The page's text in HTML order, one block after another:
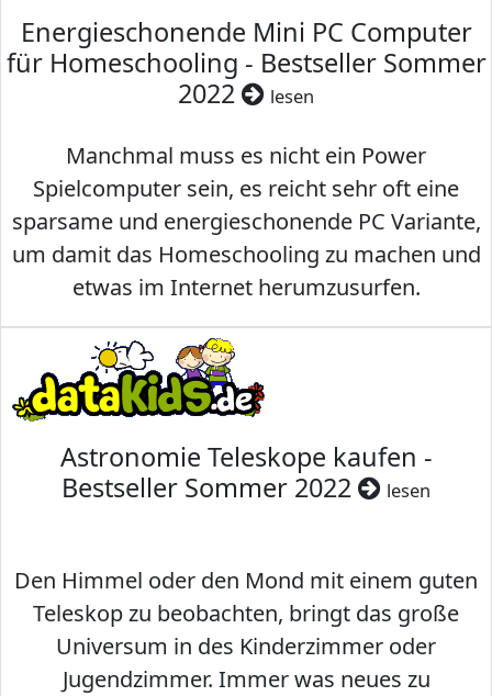
Energieschonende Mini PC Computer
für Homeschooling - Bestseller Sommer
2022
lesen
Manchmal muss es nicht ein Power
Spielcomputer sein, es reicht sehr oft eine
sparsame und energieschonende PC Variante,
um damit das Homeschooling zu machen und
etwas im Internet herumzusurfen.
Astronomie Teleskope kaufen -
Bestseller Sommer 2022
lesen
Den Himmel oder den Mond mit einem guten
Teleskop zu beobachten, bringt das große
Universum in des Kinderzimmer oder
Jugendzimmer. Immer was neues zu